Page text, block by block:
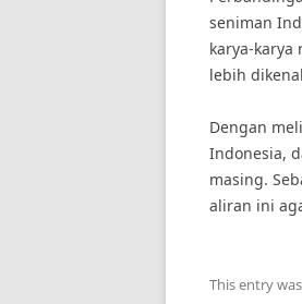
seniman
karya-
lebih
Dengan
Indonesia,
masing.
aliran ini
This entry